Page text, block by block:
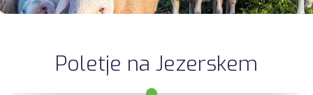
Poletje na Jezerskem